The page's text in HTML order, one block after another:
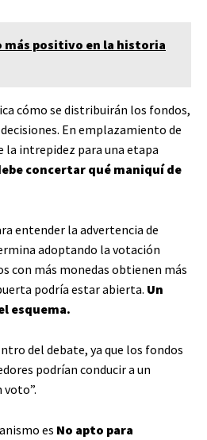
más positivo en la historia
cómo se distribuirán los fondos,
En emplazamiento de
intrepidez para una etapa
concertar qué maniquí de
entender la advertencia de
adoptando la votación
con más monedas obtienen más
podría estar abierta. Un
esquema.
del debate, ya que los fondos
podrían conducir a un
voto”.
es No apto para